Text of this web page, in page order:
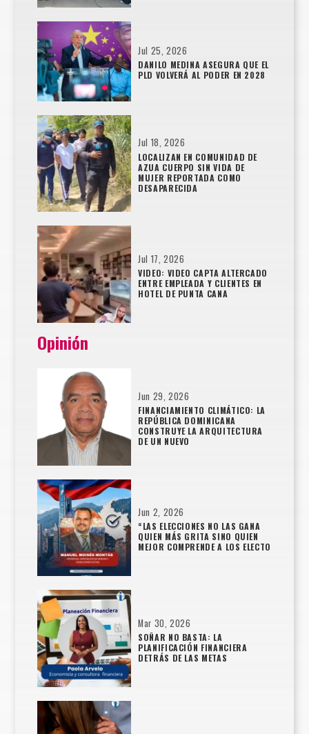
Jul 25, 2026
DANILO MEDINA ASEGURA QUE EL
PLD VOLVERÁ AL PODER EN 2028
Jul 18, 2026
LOCALIZAN EN COMUNIDAD DE
AZUA CUERPO SIN VIDA DE
MUJER REPORTADA COMO
DESAPARECIDA
Jul 17, 2026
VIDEO: VIDEO CAPTA ALTERCADO
ENTRE EMPLEADA Y CLIENTES EN
HOTEL DE PUNTA CANA
Opinión
Jun 29, 2026
FINANCIAMIENTO CLIMÁTICO: LA
REPÚBLICA DOMINICANA
CONSTRUYE LA ARQUITECTURA
DE UN NUEVO
Jun 2, 2026
“LAS ELECCIONES NO LAS GANA
QUIEN MÁS GRITA SINO QUIEN
MEJOR COMPRENDE A LOS ELECTO
Mar 30, 2026
SOÑAR NO BASTA: LA
PLANIFICACIÓN FINANCIERA
DETRÁS DE LAS METAS